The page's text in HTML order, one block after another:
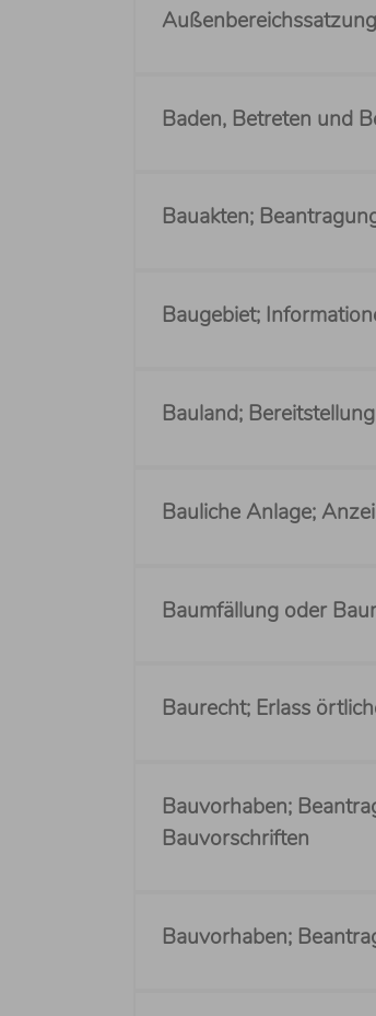
Baden, Betreten und
Bauakten;
Baugebiet;
Bauland;
Bauliche Anlage;
Baumfällung oder
Baurecht; Erlass
Bauvorhaben;
Bauvorschriften
Bauvorhaben;